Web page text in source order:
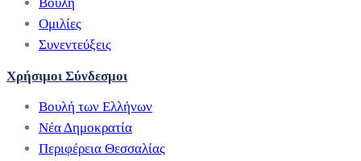
Ομιλίες
Συνεντεύξεις
Χρήσιμοι Σύνδεσμοι
Βουλή των Ελλήνων
Νέα Δημοκρατία
Περιφέρεια Θεσσαλίας